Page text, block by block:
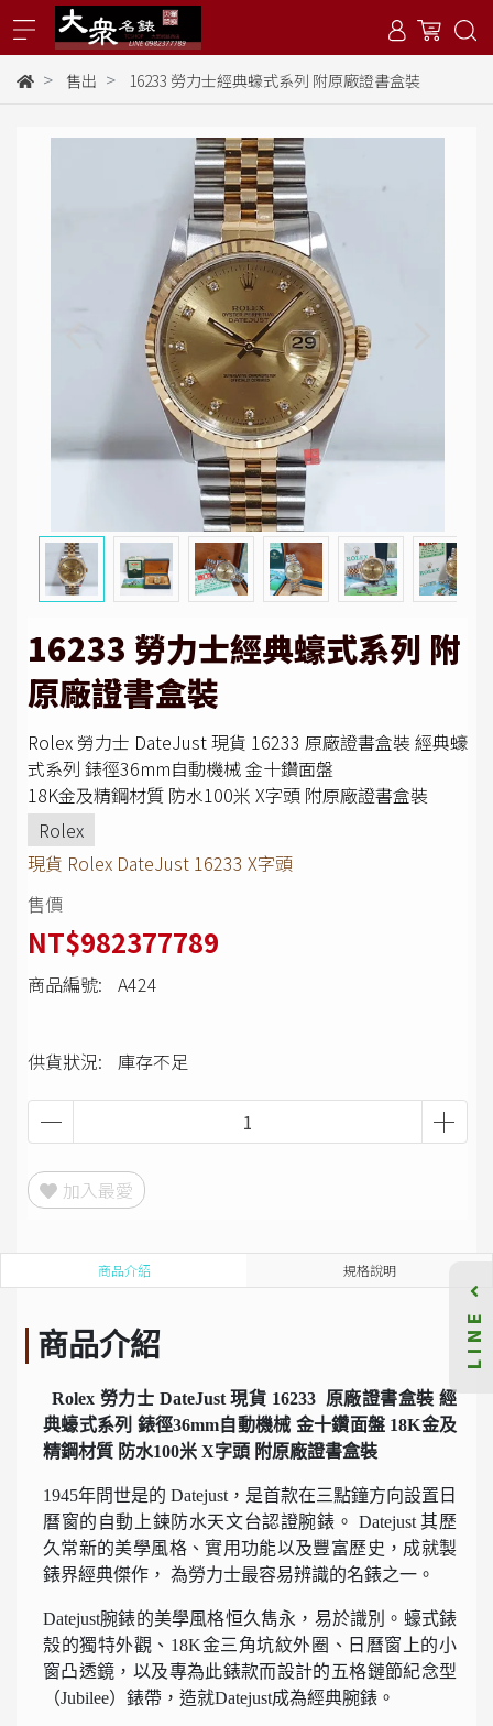
售出 16233 勞力士經典蠔式系列 附原廠證書盒裝
16233 勞力士經典蠔式系列 附
原廠證書盒裝
Rolex 勞力士 DateJust 現貨 16233 原廠證書盒裝 經典蠔
式系列 錶徑36mm自動機械 金十鑽面盤
18K金及精鋼材質 防水100米 X字頭 附原廠證書盒裝
Rolex
現貨 Rolex DateJust 16233 X字頭
售價
NT$982377789
商品編號: A424
供貨狀況: 庫存不足
加入最愛
商品介紹 規格說明
商品介紹
Rolex 勞力士 DateJust 現貨 16233 原廠證書盒裝 經
典蠔式系列 錶徑36mm自動機械 金十鑽面盤 18K金及
精鋼材質 防水100米 X字頭 附原廠證書盒裝
1945年問世是的 Datejust，是首款在三點鐘方向設置日
曆窗的自動上鍊防水天文台認證腕錶。 Datejust 其歷
久常新的美學風格、實用功能以及豐富歷史，成就製
錶界經典傑作， 為勞力士最容易辨識的名錶之一。
Datejust腕錶的美學風格恒久雋永，易於識別。蠔式錶
殼的獨特外觀、18K金三角坑紋外圈、日曆窗上的小
窗凸透鏡，以及專為此錶款而設計的五格鏈節紀念型
（Jubilee）錶帶，造就Datejust成為經典腕錶。
LINE